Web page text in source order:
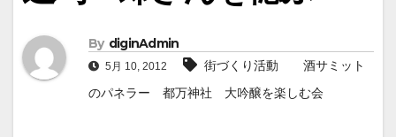
By diginAdmin
5月 10, 2012
街づくり活動 酒サミット
のパネラー 都万神社 大吟醸を楽しむ会